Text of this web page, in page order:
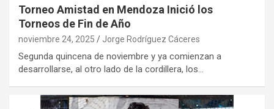
Torneo Amistad en Mendoza Inició los
Torneos de Fin de Año
noviembre 24, 2025 Jorge Rodríguez Cáceres
Segunda quincena de noviembre y ya comienzan a
desarrollarse, al otro lado de la cordillera, los…